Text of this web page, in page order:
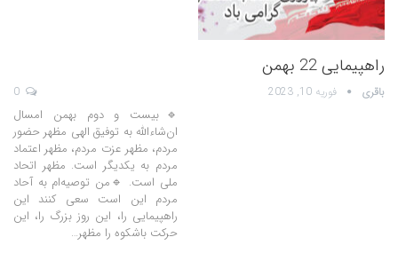
راهپیمایی 22 بهمن
باقری فوریه 10, 2023
🔹بیست و دوم بهمن امسال
ان‌شاءالله به توفیق الهی مظهر حضور
مردم، مظهر عزت مردم، مظهر اعتماد
مردم به یکدیگر است. مظهر اتحاد
ملی است. 🔹من توصیه‌ام به آحاد
مردم این است سعی کنند این
راهپیمایی را، این روز بزرگ را، این
حرکت باشکوه را مظهر…